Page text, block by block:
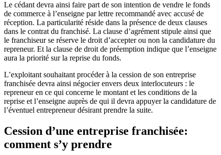
Le cédant devra ainsi faire part de son intention de vendre le fonds
de commerce à l’enseigne par lettre recommandé avec accusé de
réception. La particularité réside dans la présence de deux clauses
dans le contrat du franchisé. La clause d’agrément stipule ainsi que
le franchiseur se réserve le droit d’accepter ou non la candidature du
repreneur. Et la clause de droit de préemption indique que l’enseigne
aura la priorité sur la reprise du fonds.
L’exploitant souhaitant procéder à la cession de son entreprise
franchisée devra ainsi négocier envers deux interlocuteurs : le
repreneur en ce qui concerne le montant et les conditions de la
reprise et l’enseigne auprès de qui il devra appuyer la candidature de
l’éventuel entrepreneur désirant prendre la suite.
Cession d’une entreprise franchisée:
comment s’y prendre